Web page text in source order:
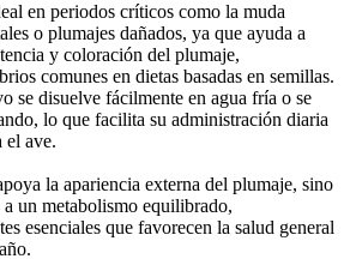
en periodos críticos como la muda
o plumajes dañados, ya que ayuda a
y coloración del plumaje,
comunes en dietas basadas en semillas.
se disuelve fácilmente en agua fría o se
lo que facilita su administración diaria
el ave.
la apariencia externa del plumaje, sino
un metabolismo equilibrado,
esenciales que favorecen la salud general